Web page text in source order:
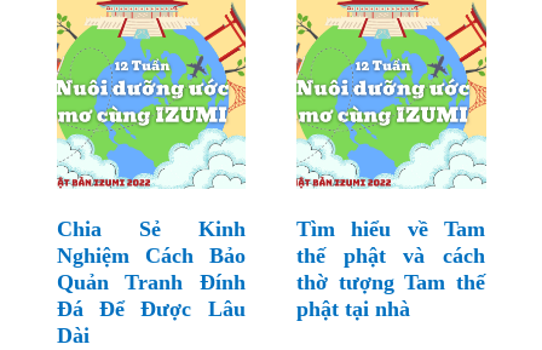
Chia Sẻ Kinh
Nghiệm Cách Bảo
Quản Tranh Đính
Đá Để Được Lâu
Dài
Tìm hiểu về Tam
thế phật và cách
thờ tượng Tam thế
phật tại nhà